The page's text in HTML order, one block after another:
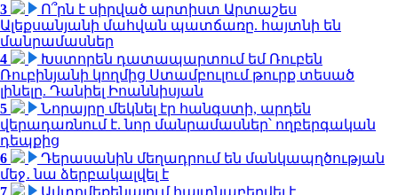
3
Ո՞րն է սիրված արտիստ Արտաշես
Ալեքսանյանի մահվան պատճառը. հայտնի են
մանրամասներ
4
Խստորեն դատապարտում եմ Ռուբեն
Ռուբինյանի կողմից Ստամբուլում թուրք տեսած
լինելը. Դանիել Իոաննիսյան
5
Նորայրը մեկնել էր հանգստի, արդեն
վերադառնում է. նոր մանրամասներ՝ ողբերգական
դեպքից
6
Դերասանին մեղադրում են մանկապղծության
մեջ․ նա ձերբակալվել է
7
Ավտոմեքենայում հայտնաբերվել է